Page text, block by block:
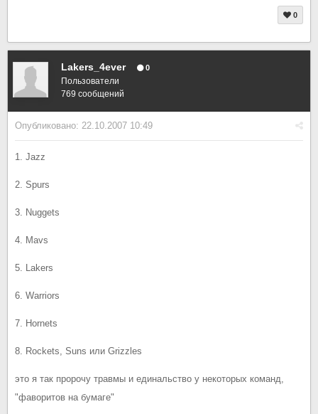
0
Lakers_4ever 0
Пользователи
769 сообщений
Опубликовано: 22.10.2007 10:49
1. Jazz
2. Spurs
3. Nuggets
4. Mavs
5. Lakers
6. Warriors
7. Hornets
8. Rockets, Suns или Grizzles
это я так пророчу травмы и единальство у некоторых команд,
"фаворитов на бумаге"